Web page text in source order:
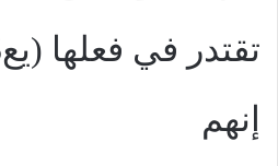
تقتدر في فعلها (يع5: 16).
إنهم